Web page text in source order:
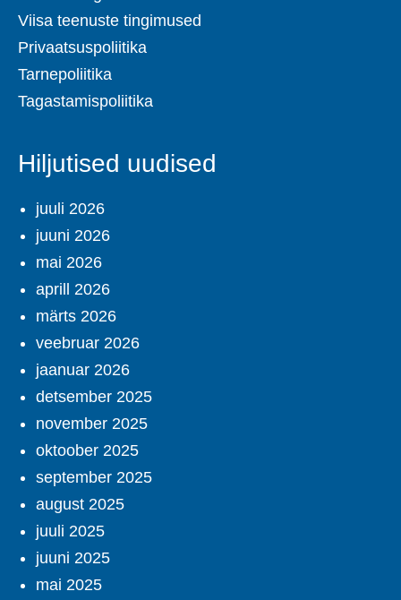
Viisa teenuste tingimused
Privaatsuspoliitika
Tarnepoliitika
Tagastamispoliitika
Hiljutised uudised
juuli 2026
juuni 2026
mai 2026
aprill 2026
märts 2026
veebruar 2026
jaanuar 2026
detsember 2025
november 2025
oktoober 2025
september 2025
august 2025
juuli 2025
juuni 2025
mai 2025